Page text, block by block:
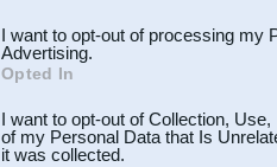
I want to opt-out of processing my
Advertising.
Opted In
I want to opt-out of Collection,
of my Personal Data that Is
it was collected.